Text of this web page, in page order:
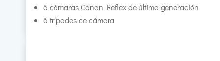
6 cámaras Canon Reflex de última generación
6 trípodes de cámara